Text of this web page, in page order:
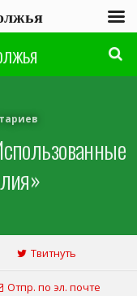
Твитнуть
Отпр. по эл. почте